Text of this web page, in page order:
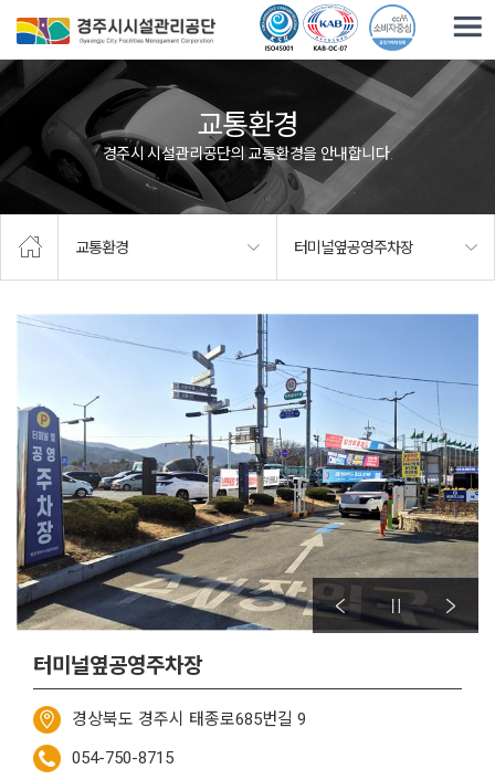
교통환경
경주시 시설관리공단의 교통환경을 안내합니다.
교통환경 터미널옆공영주차장
터미널옆공영주차장
경상북도 경주시 태종로685번길 9
054-750-8715